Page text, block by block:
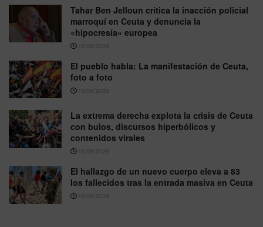
Tahar Ben Jelloun critica la inacción policial
marroquí en Ceuta y denuncia la
«hipocresía» europea
10/08/2026
El pueblo habla: La manifestación de Ceuta,
foto a foto
10/08/2026
La extrema derecha explota la crisis de Ceuta
con bulos, discursos hiperbólicos y
contenidos virales
10/08/2026
El hallazgo de un nuevo cuerpo eleva a 83
los fallecidos tras la entrada masiva en Ceuta
10/08/2026